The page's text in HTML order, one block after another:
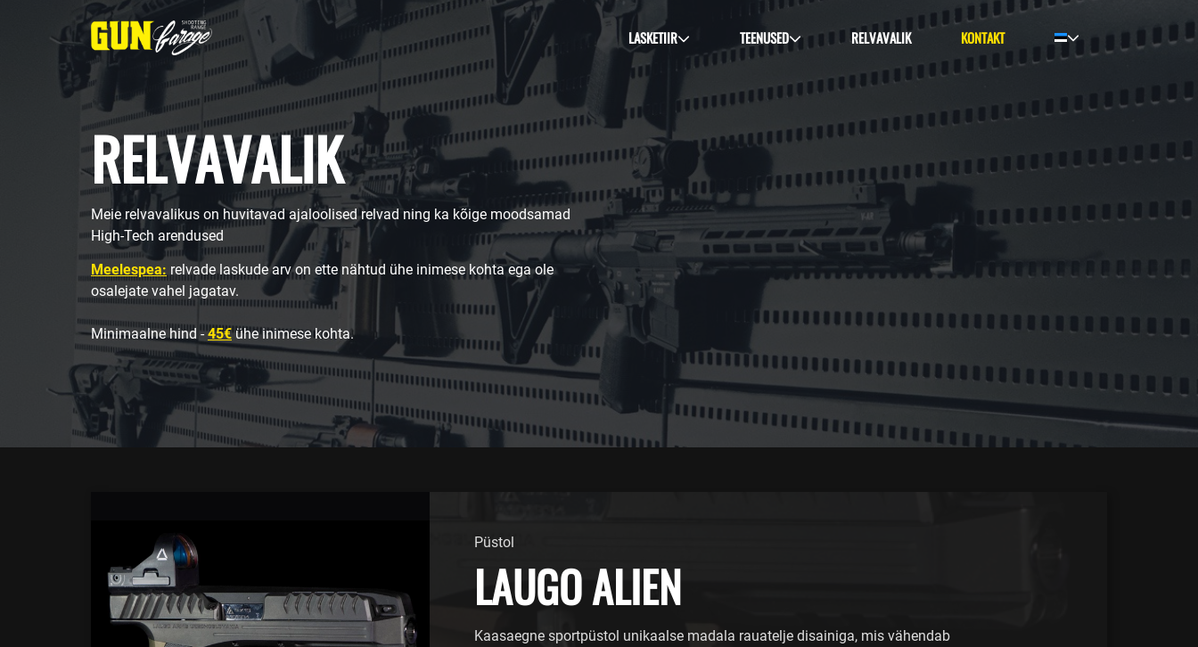
LASKETIIR TEENUSED RELVAVALIK KONTAKT
RELVAVALIK
Meie relvavalikus on huvitavad ajaloolised relvad ning ka kõige moodsamad
High-Tech arendused
Meelespea: relvade laskude arv on ette nähtud ühe inimese kohta ega ole
osalejate vahel jagatav.
Minimaalne hind -45€ühe inimese kohta.
Püstol
LAUGO ALIEN
Kaasaegne sportpüstol unikaalse madala rauatelje disainiga, mis vähendab